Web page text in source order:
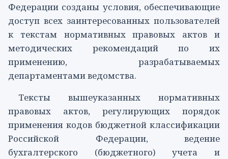
Федерации созданы условия, обеспечивающие
доступ всех заинтересованных пользователей
к текстам нормативных правовых актов и
методических рекомендаций по их
применению, разрабатываемых
департаментами ведомства.
Тексты вышеуказанных нормативных
правовых актов, регулирующих порядок
применения кодов бюджетной классификации
Российской Федерации, ведение
бухгалтерского (бюджетного) учета и